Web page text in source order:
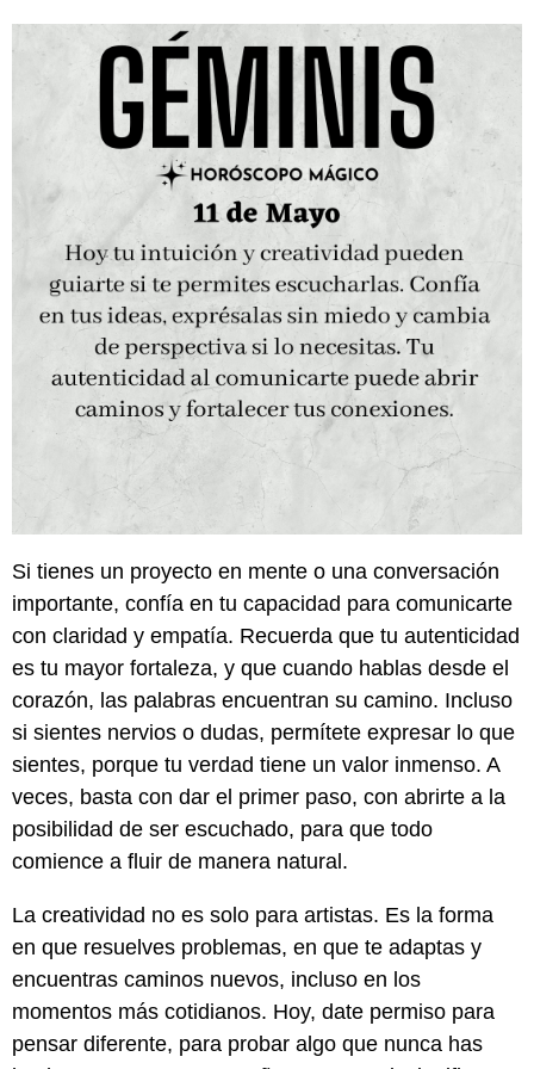
Si tienes un proyecto en mente o una conversación
importante, confía en tu capacidad para comunicarte
con claridad y empatía. Recuerda que tu autenticidad
es tu mayor fortaleza, y que cuando hablas desde el
corazón, las palabras encuentran su camino. Incluso
si sientes nervios o dudas, permítete expresar lo que
sientes, porque tu verdad tiene un valor inmenso. A
veces, basta con dar el primer paso, con abrirte a la
posibilidad de ser escuchado, para que todo
comience a fluir de manera natural.
La creatividad no es solo para artistas. Es la forma
en que resuelves problemas, en que te adaptas y
encuentras caminos nuevos, incluso en los
momentos más cotidianos. Hoy, date permiso para
pensar diferente, para probar algo que nunca has